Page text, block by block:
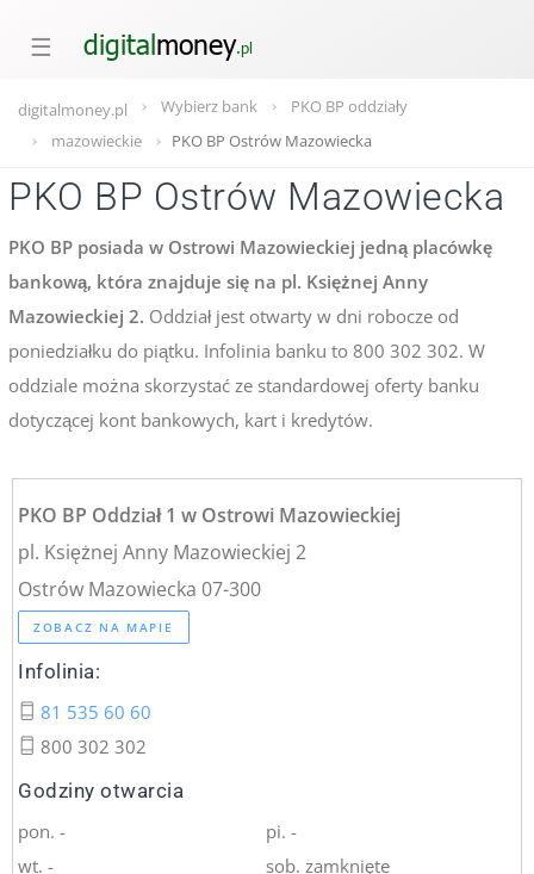
☰
digitalmoney.pl Wybierz bank
PKO BP oddziały
mazowieckie
PKO BP Ostrów Mazowiecka
PKO BP Ostrów Mazowiecka
PKO BP posiada w Ostrowi Mazowieckiej jedną placówkę
bankową, która znajduje się na pl. Księżnej Anny
Mazowieckiej 2. Oddział jest otwarty w dni robocze od
poniedziałku do piątku. Infolinia banku to 800 302 302. W
oddziale można skorzystać ze standardowej oferty banku
dotyczącej kont bankowych, kart i kredytów.
PKO BP Oddział 1 w Ostrowi Mazowieckiej
pl. Księżnej Anny Mazowieckiej 2
Ostrów Mazowiecka 07-300
ZOBACZ NA MAPIE
Infolinia:
81 535 60 60
800 302 302
Godziny otwarcia
pon. -
wt. -
pi. -
sob. zamknięte